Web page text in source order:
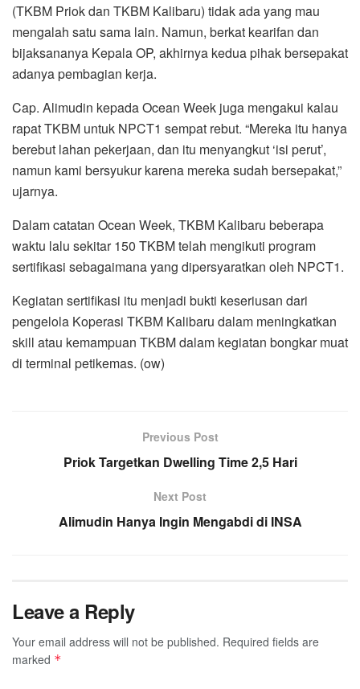
(TKBM Priok dan TKBM Kalibaru) tidak ada yang mau
mengalah satu sama lain. Namun, berkat kearifan dan
bijaksananya Kepala OP, akhirnya kedua pihak bersepakat
adanya pembagian kerja.
Cap. Alimudin kepada Ocean Week juga mengakui kalau
rapat TKBM untuk NPCT1 sempat rebut. “Mereka itu hanya
berebut lahan pekerjaan, dan itu menyangkut ‘isi perut’,
namun kami bersyukur karena mereka sudah bersepakat,”
ujarnya.
Dalam catatan Ocean Week, TKBM Kalibaru beberapa
waktu lalu sekitar 150 TKBM telah mengikuti program
sertifikasi sebagaimana yang dipersyaratkan oleh NPCT1.
Kegiatan sertifikasi itu menjadi bukti keseriusan dari
pengelola Koperasi TKBM Kalibaru dalam meningkatkan
skill atau kemampuan TKBM dalam kegiatan bongkar muat
di terminal petikemas. (ow)
Previous Post
Priok Targetkan Dwelling Time 2,5 Hari
Next Post
Alimudin Hanya Ingin Mengabdi di INSA
Leave a Reply
Your email address will not be published. Required fields are
marked *